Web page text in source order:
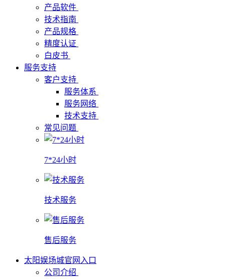
产品软件
技术指南
产品规格
精度认证
白皮书
服务支持
客户支持
服务体系
服务网络
技术支持
常见问题
7*24小时
技术服务
售后服务
太阳娱场城官网入口
公司介绍